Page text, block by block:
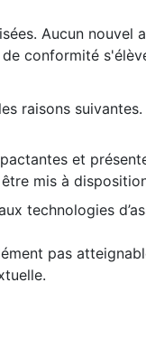
Aucun nouvel
conformité
raisons suivantes.
et
mis à
technologies
pas